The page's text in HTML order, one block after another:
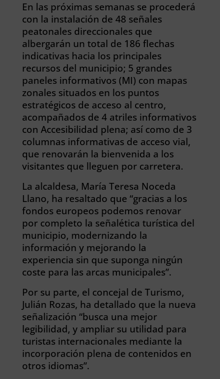
En las próximas semanas se procederá
con la instalación de 48 señales
peatonales direccionales que
albergarán un total de 186 flechas
indicativas hacia los principales
recursos del municipio; 5 grandes
paneles informativos (MI) con mapas
zonales situados en los puntos
estratégicos de acceso al centro,
acompañados de 4 atriles informativos
con Accesibilidad plena; así como de 3
columnas informativas de acceso vial,
que renovarán la bienvenida a los
visitantes que lleguen por carretera.
La alcaldesa, María Teresa Noceda
Llano, ha resaltado que “gracias a los
fondos europeos podemos renovar
por completo la señalética turística del
municipio, modernizando la
información y mejorando la
experiencia sin que suponga ningún
coste para las arcas municipales”.
Por su parte, el concejal de Turismo,
Julián Rozas, ha detallado que la nueva
señalización “busca una mejor
legibilidad, y ampliar su utilidad para
turistas internacionales mediante la
incorporación plena de contenidos en
otros idiomas”.